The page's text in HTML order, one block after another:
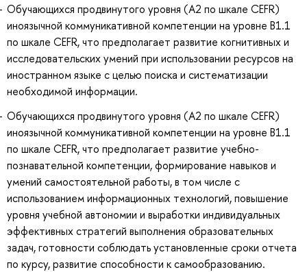
Обучающихся продвинутого уровня (А2 по шкале CEFR)
иноязычной коммуникативной компетенции на уровне B1.1
по шкале CEFR, что предполагает развитие когнитивных и
исследовательских умений при использовании ресурсов на
иностранном языке с целью поиска и систематизации
необходимой информации.
Обучающихся продвинутого уровня (А2 по шкале CEFR)
иноязычной коммуникативной компетенции на уровне B1.1
по шкале CEFR, что предполагает развитие учебно-
познавательной компетенции, формирование навыков и
умений самостоятельной работы, в том числе с
использованием информационных технологий, повышение
уровня учебной автономии и выработки индивидуальных
эффективных стратегий выполнения образовательных
задач, готовности соблюдать установленные сроки отчета
по курсу, развитие способности к самообразованию.